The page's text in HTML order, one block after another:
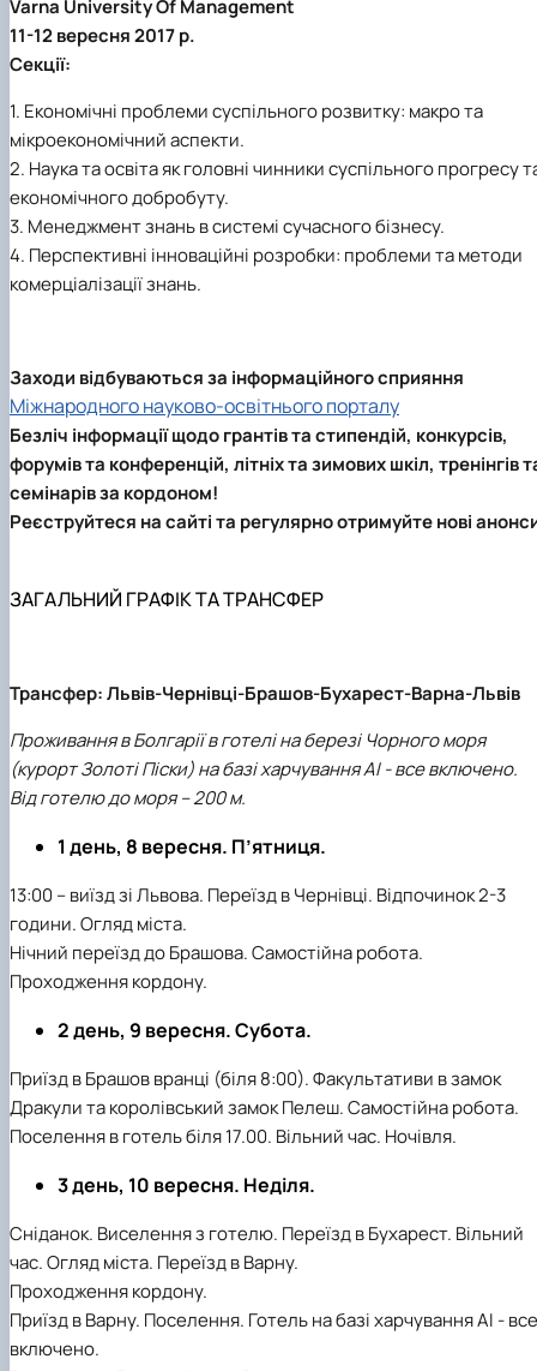
Varna University Оf Management
11-12 вересня 2017 р.
Секції:
1. Економічні проблеми суспільного розвитку: макро та
мікроекономічний аспекти.
2. Наука та освіта як головні чинники суспільного прогресу
економічного добробуту.
3. Менеджмент знань в системі сучасного бізнесу.
4. Перспективні інноваційні розробки: проблеми та методи
комерціалізації знань.
Заходи відбуваються за інформаційного сприяння
Міжнародного науково-освітнього порталу
Безліч інформації щодо грантів та стипендій, конкурсів,
форумів та конференцій, літніх та зимових шкіл, тренінгів
семінарів за кордоном!
Реєструйтеся на сайті та регулярно отримуйте нові
ЗАГАЛЬНИЙ ГРАФІК ТА ТРАНСФЕР
Трансфер: Львів-Чернівці-Брашов-Бухарест-Варна-Львів
Проживання в Болгарії в готелі на березі Чорного моря
(курорт Золоті Піски) на базі харчування АІ - все включено.
Від готелю до моря – 200 м.
1 день, 8 вересня. П’ятниця.
13:00 – виїзд зі Львова. Переїзд в Чернівці. Відпочинок 2-3
години. Огляд міста.
Нічний переїзд до Брашова. Самостійна робота.
Проходження кордону.
2 день, 9 вересня. Субота.
Приїзд в Брашов вранці (біля 8:00). Факультативи в замок
Дракули та королівський замок Пелеш. Самостійна робота.
Поселення в готель біля 17.00. Вільний час. Ночівля.
3 день, 10 вересня. Неділя.
Сніданок. Виселення з готелю. Переїзд в Бухарест. Вільний
час. Огляд міста. Переїзд в Варну.
Проходження кордону.
Приїзд в Варну. Поселення. Готель на базі харчування АІ - все
включено.